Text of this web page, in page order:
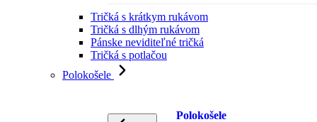
Tričká s krátkym rukávom
Tričká s dlhým rukávom
Pánske neviditeľné tričká
Tričká s potlačou
Polokošele
Polokošele